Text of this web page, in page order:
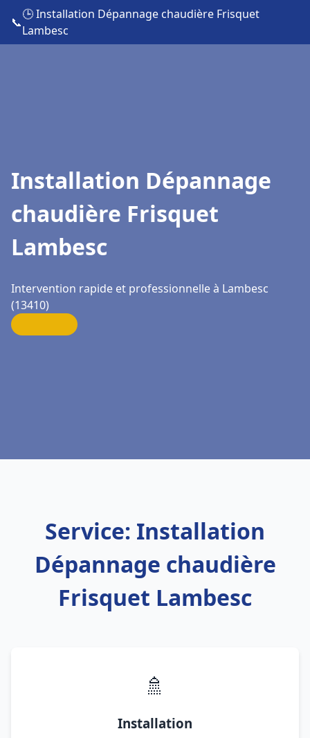
📞
🕒 Installation Dépannage chaudière Frisquet
Lambesc
Installation Dépannage
chaudière Frisquet
Lambesc
Intervention rapide et professionnelle à Lambesc
(13410)
Service: Installation
Dépannage chaudière
Frisquet Lambesc
🚿
Installation